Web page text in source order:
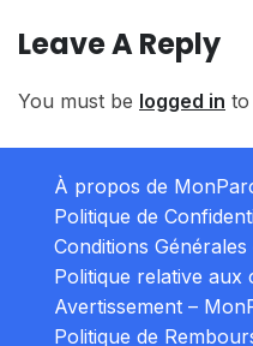
Leave A Reply
You must be logged in to
À propos de
Politique de
Conditions Générales
Politique relative aux
Avertissement –
Politique de